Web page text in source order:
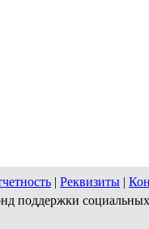
| Реквизиты |
поддержки